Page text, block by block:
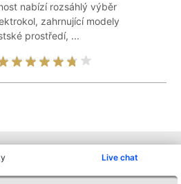
Live chat
nabízí rozsáhlý výběr
zahrnující modely
prostředí, ...
z kraje